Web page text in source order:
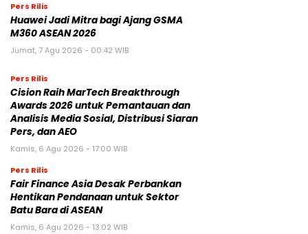
Pers Rilis
Huawei Jadi Mitra bagi Ajang GSMA
M360 ASEAN 2026
Jumat, 7 Agu 2026 - 00:42 WIB
Pers Rilis
Cision Raih MarTech Breakthrough
Awards 2026 untuk Pemantauan dan
Analisis Media Sosial, Distribusi Siaran
Pers, dan AEO
Kamis, 6 Agu 2026 - 17:00 WIB
Pers Rilis
Fair Finance Asia Desak Perbankan
Hentikan Pendanaan untuk Sektor
Batu Bara di ASEAN
Kamis, 6 Agu 2026 - 13:02 WIB